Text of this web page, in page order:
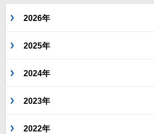
2026年
2025年
2024年
2023年
2022年